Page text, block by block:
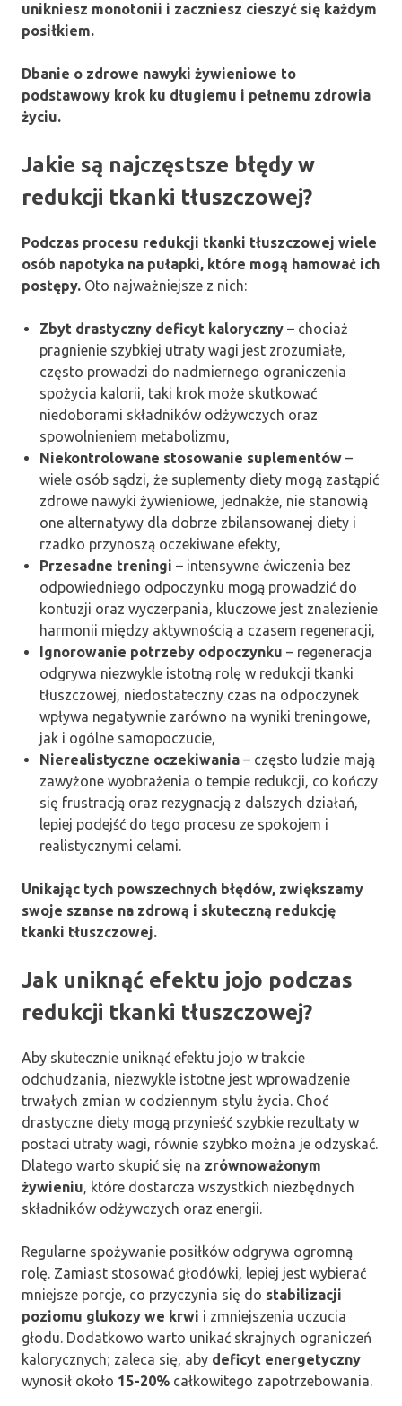
unikniesz monotonii i zaczniesz cieszyć się każdym
posiłkiem.
Dbanie o zdrowe nawyki żywieniowe to
podstawowy krok ku długiemu i pełnemu zdrowia
życiu.
Jakie są najczęstsze błędy w
redukcji tkanki tłuszczowej?
Podczas procesu redukcji tkanki tłuszczowej wiele
osób napotyka na pułapki, które mogą hamować ich
postępy. Oto najważniejsze z nich:
Zbyt drastyczny deficyt kaloryczny – chociaż
pragnienie szybkiej utraty wagi jest zrozumiałe,
często prowadzi do nadmiernego ograniczenia
spożycia kalorii, taki krok może skutkować
niedoborami składników odżywczych oraz
spowolnieniem metabolizmu,
Niekontrolowane stosowanie suplementów –
wiele osób sądzi, że suplementy diety mogą zastąpić
zdrowe nawyki żywieniowe, jednakże, nie stanowią
one alternatywy dla dobrze zbilansowanej diety i
rzadko przynoszą oczekiwane efekty,
Przesadne treningi – intensywne ćwiczenia bez
odpowiedniego odpoczynku mogą prowadzić do
kontuzji oraz wyczerpania, kluczowe jest znalezienie
harmonii między aktywnością a czasem regeneracji,
Ignorowanie potrzeby odpoczynku – regeneracja
odgrywa niezwykle istotną rolę w redukcji tkanki
tłuszczowej, niedostateczny czas na odpoczynek
wpływa negatywnie zarówno na wyniki treningowe,
jak i ogólne samopoczucie,
Nierealistyczne oczekiwania – często ludzie mają
zawyżone wyobrażenia o tempie redukcji, co kończy
się frustracją oraz rezygnacją z dalszych działań,
lepiej podejść do tego procesu ze spokojem i
realistycznymi celami.
Unikając tych powszechnych błędów, zwiększamy
swoje szanse na zdrową i skuteczną redukcję
tkanki tłuszczowej.
Jak uniknąć efektu jojo podczas
redukcji tkanki tłuszczowej?
Aby skutecznie uniknąć efektu jojo w trakcie
odchudzania, niezwykle istotne jest wprowadzenie
trwałych zmian w codziennym stylu życia. Choć
drastyczne diety mogą przynieść szybkie rezultaty w
postaci utraty wagi, równie szybko można je odzyskać.
Dlatego warto skupić się na zrównoważonym
żywieniu, które dostarcza wszystkich niezbędnych
składników odżywczych oraz energii.
Regularne spożywanie posiłków odgrywa ogromną
rolę. Zamiast stosować głodówki, lepiej jest wybierać
mniejsze porcje, co przyczynia się do stabilizacji
poziomu glukozy we krwi i zmniejszenia uczucia
głodu. Dodatkowo warto unikać skrajnych ograniczeń
kalorycznych; zaleca się, aby deficyt energetyczny
wynosił około 15-20% całkowitego zapotrzebowania.